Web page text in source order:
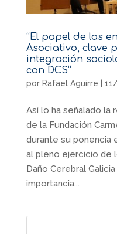
“El papel de las
Asociativo, clave
integración
con DCS”
por Rafael Aguirre
Así lo ha señalado la
de la Fundación
durante su ponencia
al pleno ejercicio de
Daño Cerebral
importancia...